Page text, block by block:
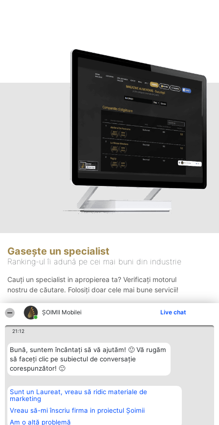
ȘOIMII Mobilei Live chat
21:12
Bună, suntem încântați să vă ajutăm! 🙂 Vă rugăm
să faceți clic pe subiectul de conversație
corespunzător! 🙂
Sunt un Laureat, vreau să ridic materiale de
marketing
Vreau să-mi înscriu firma in proiectul Șoimii
Am o altă problemă
Gasește un specialist
Ranking-ul îi adună pe cei mai buni din industrie
Cauți un specialist in apropierea ta? Verificați motorul
nostru de căutare. Folosiți doar cele mai bune servicii!
Organizator Ranking
BRIGHT SOLUTIONS BR SRL
Aleea Timisul De Sus 2 Bl. A30
Sc. A Et. 4 Ap. 13 Cod 061952
București
Plebiscyt
Lista Tuturor
Laureaților
Contact